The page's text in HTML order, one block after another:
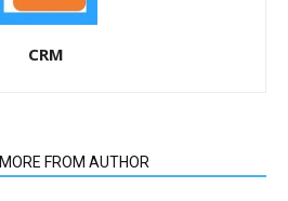
CRM
MORE FROM AUTHOR